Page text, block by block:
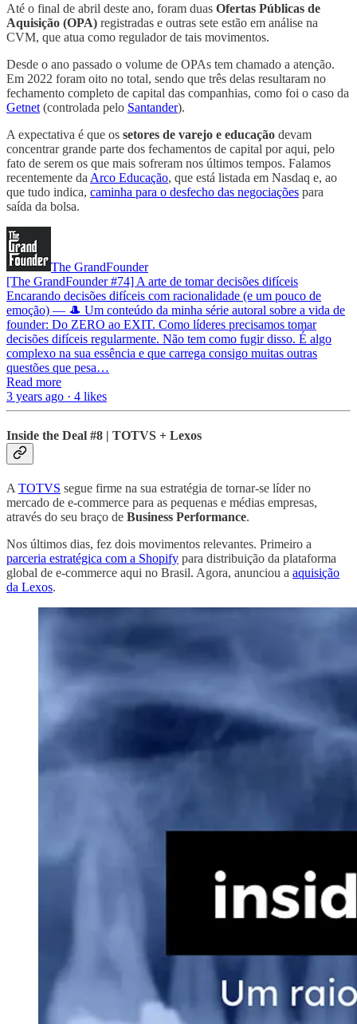
Até o final de abril deste ano, foram duas Ofertas Públicas de
Aquisição (OPA) registradas e outras sete estão em análise na
CVM, que atua como regulador de tais movimentos.
Desde o ano passado o volume de OPAs tem chamado a atenção.
Em 2022 foram oito no total, sendo que três delas resultaram no
fechamento completo de capital das companhias, como foi o caso da
Getnet (controlada pelo Santander).
A expectativa é que os setores de varejo e educação devam
concentrar grande parte dos fechamentos de capital por aqui, pelo
fato de serem os que mais sofreram nos últimos tempos. Falamos
recentemente da Arco Educação, que está listada em Nasdaq e, ao
que tudo indica, caminha para o desfecho das negociações para
saída da bolsa.
The GrandFounder
[The GrandFounder #74] A arte de tomar decisões difíceis
Encarando decisões difíceis com racionalidade (e um pouco de
emoção) — 🎩 Um conteúdo da minha série autoral sobre a vida de
founder: Do ZERO ao EXIT. Como líderes precisamos tomar
decisões difíceis regularmente. Não tem como fugir disso. É algo
complexo na sua essência e que carrega consigo muitas outras
questões que pesa…
Read more
3 years ago · 4 likes
Inside the Deal #8 | TOTVS + Lexos
A TOTVS segue firme na sua estratégia de tornar-se líder no
mercado de e-commerce para as pequenas e médias empresas,
através do seu braço de Business Performance.
Nos últimos dias, fez dois movimentos relevantes. Primeiro a
parceria estratégica com a Shopify para distribuição da plataforma
global de e-commerce aqui no Brasil. Agora, anunciou a aquisição
da Lexos.